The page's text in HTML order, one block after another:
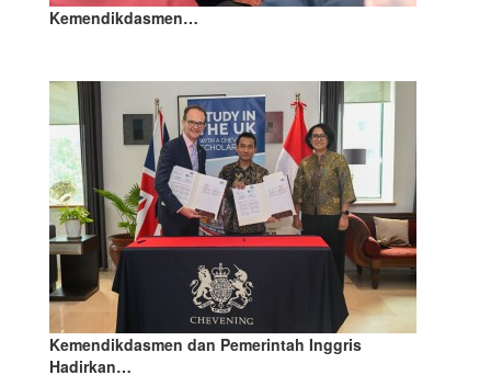
Kemendikdasmen…
Kemendikdasmen dan Pemerintah Inggris
Hadirkan…